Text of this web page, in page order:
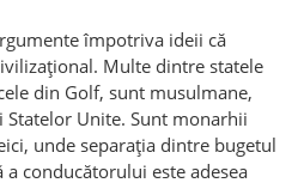
împotriva ideii că
Multe dintre statele
din Golf, sunt musulmane,
Unite. Sunt monarhii
unde separația dintre bugetul
conducătorului este adesea